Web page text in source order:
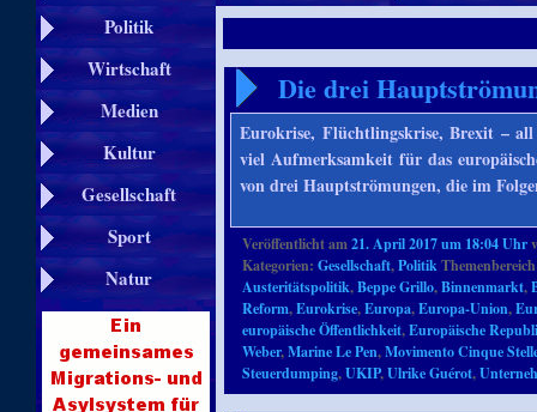
Politik
Wirtschaft
Medien
Kultur
Gesellschaft
Sport
Natur
Die drei
Eurokrise, Flüchtlingskrise, Brexit –
viel Aufmerksamkeit für das
von drei Hauptströmungen, die im
Veröffentlicht am21. April 2017 um 18:04 Uhr
Kategorien:Gesellschaft,Politik
Austeritätspolitik,Beppe Grillo,Binnenmarkt,
Reform,Eurokrise,Europa,Europa-Union,
europäische Öffentlichkeit,Europäische
Weber,Marine Le Pen,Movimento Cinque
Steuerdumping,UKIP,Ulrike Guérot,